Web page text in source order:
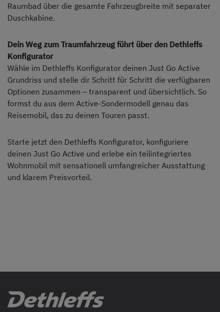
Raumbad über die gesamte Fahrzeugbreite mit separater
Duschkabine.
Dein Weg zum Traumfahrzeug führt über den Dethleffs
Konfigurator
Wähle im Dethleffs Konfigurator deinen Just Go Active
Grundriss und stelle dir Schritt für Schritt die verfügbaren
Optionen zusammen – transparent und übersichtlich. So
formst du aus dem Active-Sondermodell genau das
Reisemobil, das zu deinen Touren passt.
Starte jetzt den Dethleffs Konfigurator, konfiguriere
deinen Just Go Active und erlebe ein teilintegriertes
Wohnmobil mit sensationell umfangreicher Ausstattung
und klarem Preisvorteil.